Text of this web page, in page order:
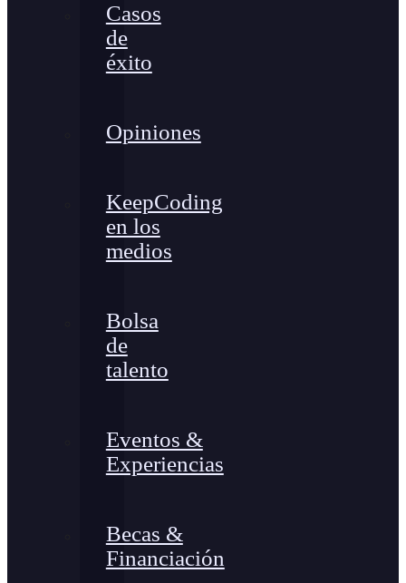
Casos
de
éxito
Opiniones
KeepCoding
en los
medios
Bolsa
de
talento
Eventos &
Experiencias
Becas &
Financiación